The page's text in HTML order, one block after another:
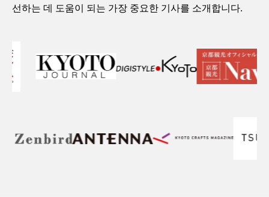
선하는 데 도움이 되는 가장 중요한 기사를 소개합니다.